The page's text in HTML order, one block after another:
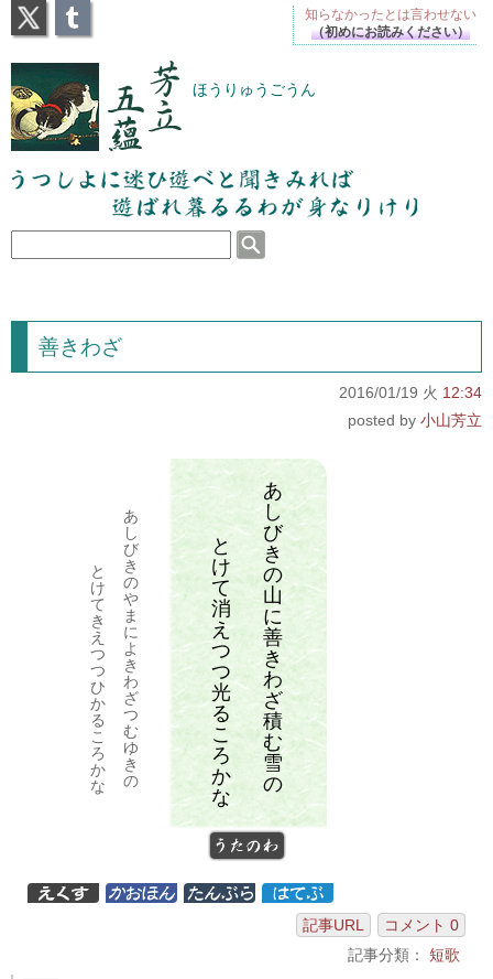
芳立五蘊 ほうりゅうごうん
うつしよに迷ひ遊べと聞きみれば遊ばれ暮るるわが
身なりけり
善きわざ
2016/01/19 火 12:34
小山芳立
あ
し
び
き
の
山
に
善
き
わ
ざ
積
む
雪
の
と
け
て
消
え
つ
つ
光
る
こ
ろ
か
な
あ
し
び
き
の
や
ま
に
よ
き
わ
ざ
つ
む
ゆ
き
の
と
け
て
き
え
つ
つ
ひ
か
る
こ
ろ
か
な
うたのわ
記事URL
コメント 0
記事分類： 短歌
知らなかったとは言わせない
（初めにお読みください）
X Tumblr